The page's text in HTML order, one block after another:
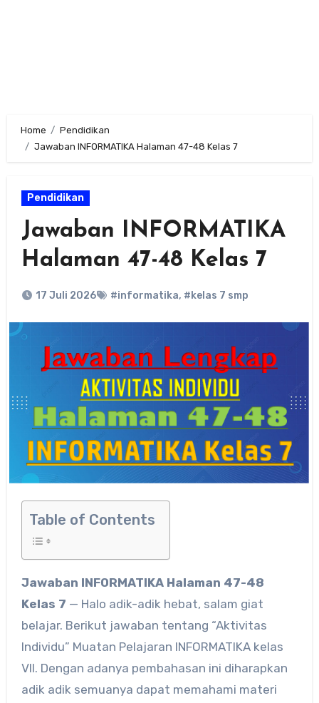
Home
Pendidikan
Jawaban INFORMATIKA Halaman 47-48 Kelas 7
Pendidikan
Jawaban INFORMATIKA
Halaman 47-48 Kelas 7
17 Juli 2026 #informatika, #kelas 7 smp
Table of Contents
Jawaban INFORMATIKA Halaman 47-48
Kelas 7 — Halo adik-adik hebat, salam giat
belajar. Berikut jawaban tentang “Aktivitas
Individu” Muatan Pelajaran INFORMATIKA kelas
VII. Dengan adanya pembahasan ini diharapkan
adik adik semuanya dapat memahami materi